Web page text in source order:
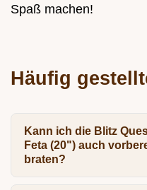
Spaß machen!
Häufig
Kann ich die Blitz
Feta (20") auch
braten?